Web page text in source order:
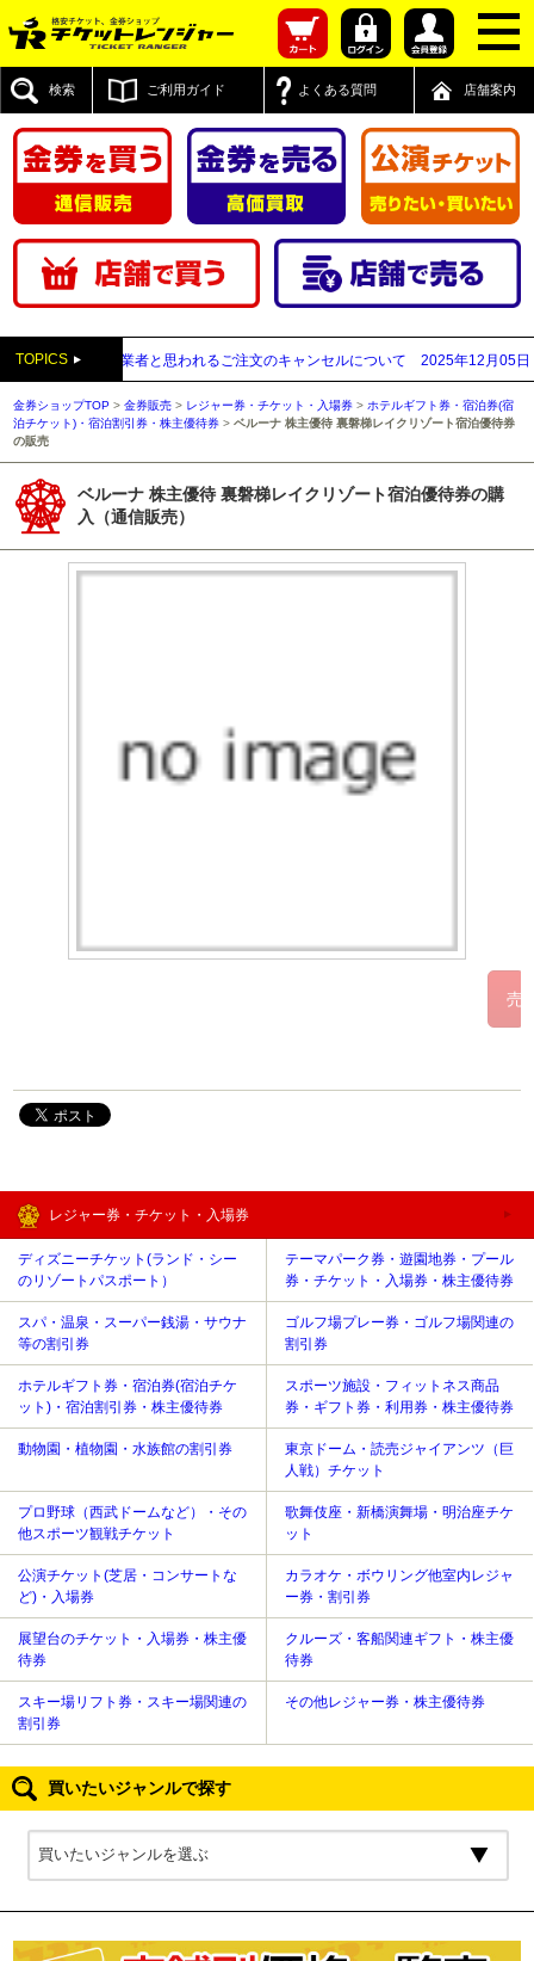
検索 ご利用ガイド よくある質問 店舗案内
TOPICS
先払い買取業者と思われるご注文のキャンセルについて 2025年12月05日 【
金券ショップTOP >金券販売 > レジャー券・チケット・入場券 > ホテルギフト券・宿泊券(宿
泊チケット)・宿泊割引券・株主優待券 >ベルーナ 株主優待 裏磐梯レイクリゾート宿泊優待券
の販売
ベルーナ 株主優待 裏磐梯レイクリゾート宿泊優待券の購
入（通信販売）
レジャー券・チケット・入場券
ディズニーチケット(ランド・シー
のリゾートパスポート）
テーマパーク券・遊園地券・プール
券・チケット・入場券・株主優待券
スパ・温泉・スーパー銭湯・サウナ
等の割引券
ゴルフ場プレー券・ゴルフ場関連の
割引券
ホテルギフト券・宿泊券(宿泊チケ
ット)・宿泊割引券・株主優待券
スポーツ施設・フィットネス商品
券・ギフト券・利用券・株主優待券
動物園・植物園・水族館の割引券
東京ドーム・読売ジャイアンツ（巨
人戦）チケット
プロ野球（西武ドームなど）・その
他スポーツ観戦チケット
歌舞伎座・新橋演舞場・明治座チケ
ット
公演チケット(芝居・コンサートな
ど)・入場券
カラオケ・ボウリング他室内レジャ
ー券・割引券
展望台のチケット・入場券・株主優
待券
クルーズ・客船関連ギフト・株主優
待券
スキー場リフト券・スキー場関連の
割引券
その他レジャー券・株主優待券
買いたいジャンルで探す